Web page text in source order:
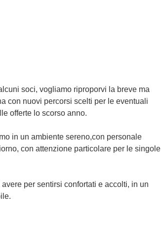
soci, vogliamo riproporvi la breve ma
con nuovi percorsi scelti per le eventuali
offerte lo scorso anno.
in un ambiente sereno,con personale
con attenzione particolare per le singole
per sentirsi confortati e accolti, in un